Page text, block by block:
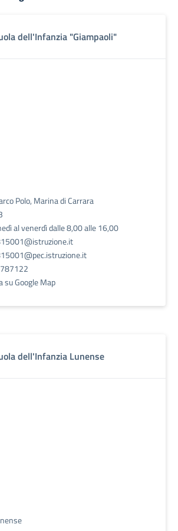
dell'Infanzia "Giampaoli"
Polo, Marina di Carrara
al venerdì dalle 8,00 alle 16,00
su Google Map
dell'Infanzia Lunense